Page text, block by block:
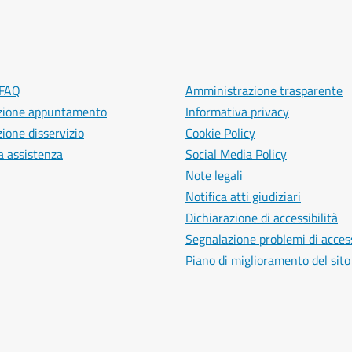
appuntamento
disservizio
assistenza
Amministrazione trasparente
Informativa privacy
Cookie Policy
Social Media Policy
Note legali
Notifica atti giudiziari
Dichiarazione di accessibilità
Segnalazione problemi di
Piano di miglioramento del sito